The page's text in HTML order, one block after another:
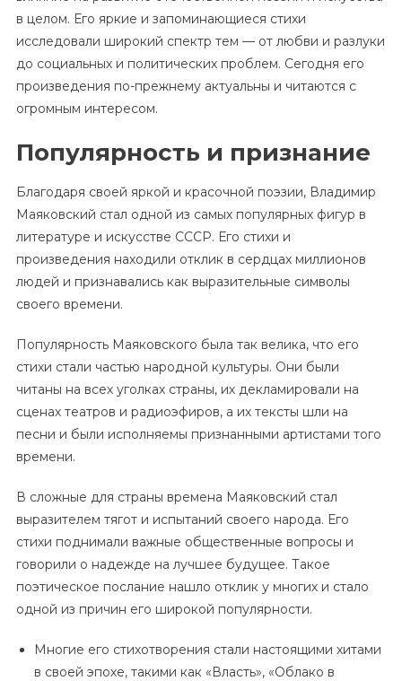
в целом. Его яркие и запоминающиеся стихи
исследовали широкий спектр тем — от любви и разлуки
до социальных и политических проблем. Сегодня его
произведения по-прежнему актуальны и читаются с
огромным интересом.
Популярность и признание
Благодаря своей яркой и красочной поэзии, Владимир
Маяковский стал одной из самых популярных фигур в
литературе и искусстве СССР. Его стихи и
произведения находили отклик в сердцах миллионов
людей и признавались как выразительные символы
своего времени.
Популярность Маяковского была так велика, что его
стихи стали частью народной культуры. Они были
читаны на всех уголках страны, их декламировали на
сценах театров и радиоэфиров, а их тексты шли на
песни и были исполняемы признанными артистами того
времени.
В сложные для страны времена Маяковский стал
выразителем тягот и испытаний своего народа. Его
стихи поднимали важные общественные вопросы и
говорили о надежде на лучшее будущее. Такое
поэтическое послание нашло отклик у многих и стало
одной из причин его широкой популярности.
Многие его стихотворения стали настоящими хитами
в своей эпохе, такими как «Власть», «Облако в